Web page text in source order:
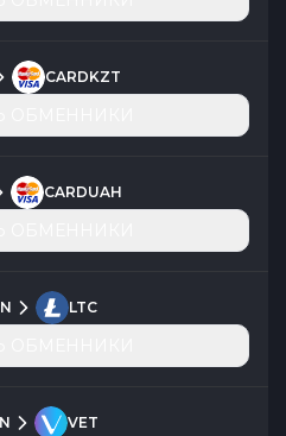
CARDKZT
CARDUAH
LTC
VET